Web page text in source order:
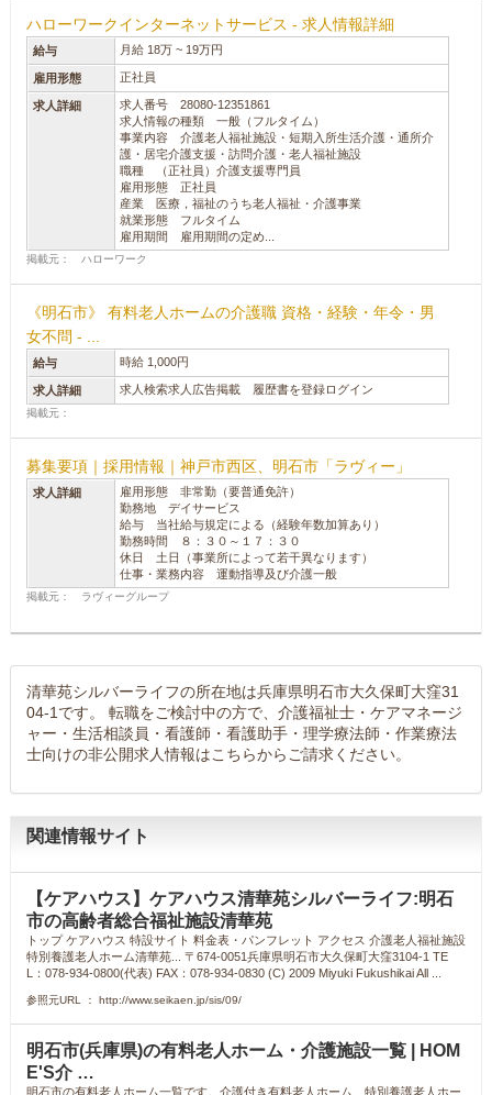
ハローワークインターネットサービス - 求人情報詳細
給与 月給 18万 ~ 19万円
雇用形態 正社員
求人詳細
求人番号 28080-12351861
求人情報の種類 一般（フルタイム）
事業内容 介護老人福祉施設・短期入所生活介護・通所介
護・居宅介護支援・訪問介護・老人福祉施設
職種 （正社員）介護支援専門員
雇用形態 正社員
産業 医療，福祉のうち老人福祉・介護事業
就業形態 フルタイム
雇用期間 雇用期間の定め...
掲載元： ハローワーク
《明石市》 有料老人ホームの介護職 資格・経験・年令・男
女不問 - ...
給与 時給 1,000円
求人詳細 求人検索求人広告掲載 履歴書を登録ログイン
掲載元：
募集要項｜採用情報｜神戸市西区、明石市「ラヴィー」
求人詳細
雇用形態 非常勤（要普通免許）
勤務地 デイサービス
給与 当社給与規定による（経験年数加算あり）
勤務時間 ８：３０～１７：３０
休日 土日（事業所によって若干異なります）
仕事・業務内容 運動指導及び介護一般
掲載元： ラヴィーグループ
清華苑シルバーライフの所在地は兵庫県明石市大久保町大窪31
04-1です。 転職をご検討中の方で、介護福祉士・ケアマネージ
ャー・生活相談員・看護師・看護助手・理学療法師・作業療法
士向けの非公開求人情報はこちらからご請求ください。
関連情報サイト
【ケアハウス】ケアハウス清華苑シルバーライフ:明石
市の高齢者総合福祉施設清華苑
トップ ケアハウス 特設サイト 料金表・パンフレット アクセス 介護老人福祉施設
特別養護老人ホーム清華苑... 〒674-0051兵庫県明石市大久保町大窪3104-1 TE
L：078-934-0800(代表) FAX：078-934-0830 (C) 2009 Miyuki Fukushikai All ...
参照元URL ： http://www.seikaen.jp/sis/09/
明石市(兵庫県)の有料老人ホーム・介護施設一覧 | HOM
E'S介 …
明石市の有料老人ホーム一覧です。介護付き有料老人ホーム、特別養護老人ホー